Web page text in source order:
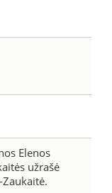
Elenos
užrašė